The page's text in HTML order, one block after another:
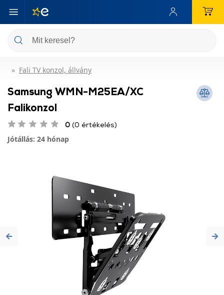
Fali TV konzol, állvány
Samsung WMN-M25EA/XC
Falikonzol
0 (0 értékelés)
Jótállás: 24 hónap
Previous